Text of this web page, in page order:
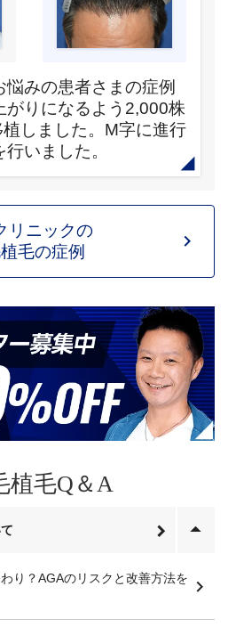
みの患者さまの症例
がりになるよう2,000株
しました。M字に進行
いました。
リニックの
毛の症例
植毛Q＆A
り？AGAのリスクと改善方法を